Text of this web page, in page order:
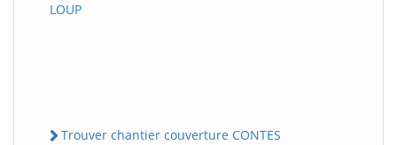
LOUP
Trouver chantier couverture CONTES